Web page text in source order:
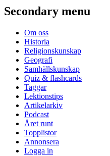
Secondary menu
Om oss
Historia
Religionskunskap
Geografi
Samhällskunskap
Quiz & flashcards
Taggar
Lektionstips
Artikelarkiv
Podcast
Året runt
Topplistor
Annonsera
Logga in